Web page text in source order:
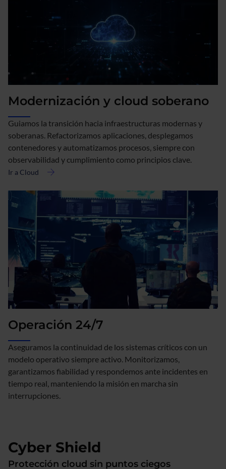
Modernización y cloud soberano
Guiamos la transición hacia infraestructuras modernas y
soberanas. Refactorizamos aplicaciones, desplegamos
contenedores y automatizamos procesos, siempre con
observabilidad y cumplimiento como principios clave.
Ir a Cloud
acerca
Modernización
soberano
Operación 24/7
Aseguramos la continuidad de los sistemas críticos con un
modelo operativo siempre activo. Monitorizamos,
garantizamos fiabilidad y respondemos ante incidentes en
tiempo real, manteniendo la misión en marcha sin
interrupciones.
Cyber Shield
Protección cloud sin puntos ciegos